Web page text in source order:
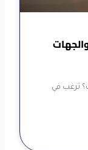
ترغب في